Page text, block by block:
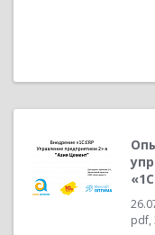
pdf,